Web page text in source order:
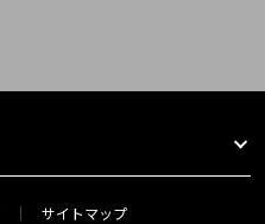
サイトマップ